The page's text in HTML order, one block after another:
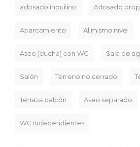
adosado inquilino Adosado
Aparcamiento Al mismo nivel
Aseo (ducha) con WC Sala de
Salón Terreno no cerrado
Terraza balcón Aseo separado
WC Independientes